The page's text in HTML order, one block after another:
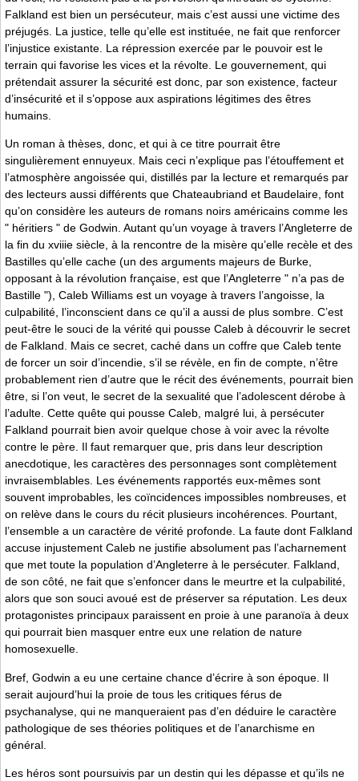
Falkland est bien un persécuteur, mais c’est aussi une victime des
préjugés. La justice, telle qu’elle est instituée, ne fait que renforcer
l’injustice existante. La répression exercée par le pouvoir est le
terrain qui favorise les vices et la révolte. Le gouvernement, qui
prétendait assurer la sécurité est donc, par son existence, facteur
d’insécurité et il s’oppose aux aspirations légitimes des êtres
humains.
Un roman à thèses, donc, et qui à ce titre pourrait être
singulièrement ennuyeux. Mais ceci n’explique pas l’étouffement et
l’atmosphère angoissée qui, distillés par la lecture et remarqués par
des lecteurs aussi différents que Chateaubriand et Baudelaire, font
qu’on considère les auteurs de romans noirs américains comme les
" héritiers " de Godwin. Autant qu’un voyage à travers l’Angleterre de
la fin du xviiie siècle, à la rencontre de la misère qu’elle recèle et des
Bastilles qu’elle cache (un des arguments majeurs de Burke,
opposant à la révolution française, est que l’Angleterre " n’a pas de
Bastille "), Caleb Williams est un voyage à travers l’angoisse, la
culpabilité, l’inconscient dans ce qu’il a aussi de plus sombre. C’est
peut-être le souci de la vérité qui pousse Caleb à découvrir le secret
de Falkland. Mais ce secret, caché dans un coffre que Caleb tente
de forcer un soir d’incendie, s’il se révèle, en fin de compte, n’être
probablement rien d’autre que le récit des événements, pourrait bien
être, si l’on veut, le secret de la sexualité que l’adolescent dérobe à
l’adulte. Cette quête qui pousse Caleb, malgré lui, à persécuter
Falkland pourrait bien avoir quelque chose à voir avec la révolte
contre le père. Il faut remarquer que, pris dans leur description
anecdotique, les caractères des personnages sont complètement
invraisemblables. Les événements rapportés eux-mêmes sont
souvent improbables, les coïncidences impossibles nombreuses, et
on relève dans le cours du récit plusieurs incohérences. Pourtant,
l’ensemble a un caractère de vérité profonde. La faute dont Falkland
accuse injustement Caleb ne justifie absolument pas l’acharnement
que met toute la population d’Angleterre à le persécuter. Falkland,
de son côté, ne fait que s’enfoncer dans le meurtre et la culpabilité,
alors que son souci avoué est de préserver sa réputation. Les deux
protagonistes principaux paraissent en proie à une paranoïa à deux
qui pourrait bien masquer entre eux une relation de nature
homosexuelle.
Bref, Godwin a eu une certaine chance d’écrire à son époque. Il
serait aujourd’hui la proie de tous les critiques férus de
psychanalyse, qui ne manqueraient pas d’en déduire le caractère
pathologique de ses théories politiques et de l’anarchisme en
général.
Les héros sont poursuivis par un destin qui les dépasse et qu’ils ne